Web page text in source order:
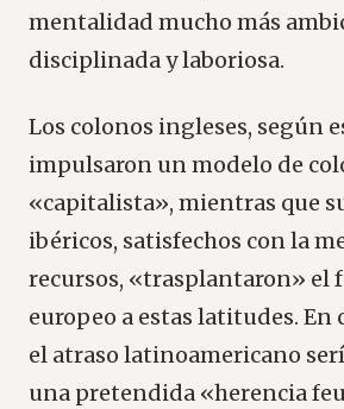
mentalidad mucho más
disciplinada y laboriosa.
Los colonos ingleses, según
impulsaron un modelo de
«capitalista», mientras que
ibéricos, satisfechos con la
recursos, «trasplantaron» el
europeo a estas latitudes. En
el atraso latinoamericano
una pretendida «herencia